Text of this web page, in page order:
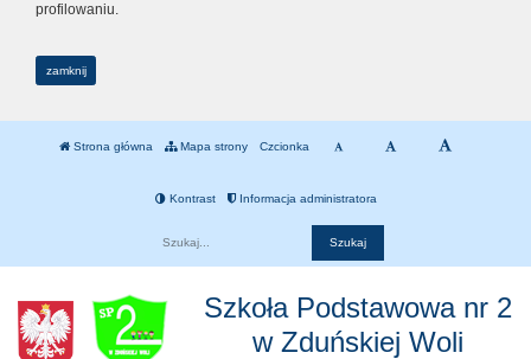
profilowaniu.
zamknij
Strona główna Mapa strony Czcionka
Kontrast Informacja administratora
Szkoła Podstawowa nr 2
w Zduńskiej Woli